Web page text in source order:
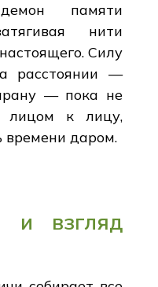
памяти
нити
Силу
расстоянии —
— пока не
лицом к лицу,
времени даром.
и взгляд